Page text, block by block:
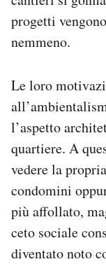
progetti
nemmeno.
Le loro
l’aspetto
quartiere. A
vedere la
condomini
più affollato,
ceto sociale
diventato noto